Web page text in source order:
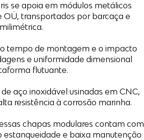
se apoia em módulos metálicos
transportados por barcaça e
tempo de montagem e o impacto
e uniformidade dimensional
flutuante.
aço inoxidável usinadas em CNC,
resistência à corrosão marinha.
chapas modulares contam com
estanqueidade e baixa manutenção